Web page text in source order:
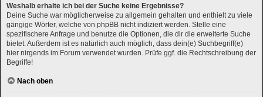
Weshalb erhalte ich bei der Suche keine Ergebnisse?
Deine Suche war möglicherweise zu allgemein gehalten und enthielt zu viele
gängige Wörter, welche von phpBB nicht indiziert werden. Stelle eine
spezifischere Anfrage und benutze die Optionen, die dir die erweiterte Suche
bietet. Außerdem ist es natürlich auch möglich, dass dein(e) Suchbegriff(e)
hier nirgends im Forum verwendet wurden. Prüfe ggf. die Rechtschreibung der
Begriffe!
Nach oben